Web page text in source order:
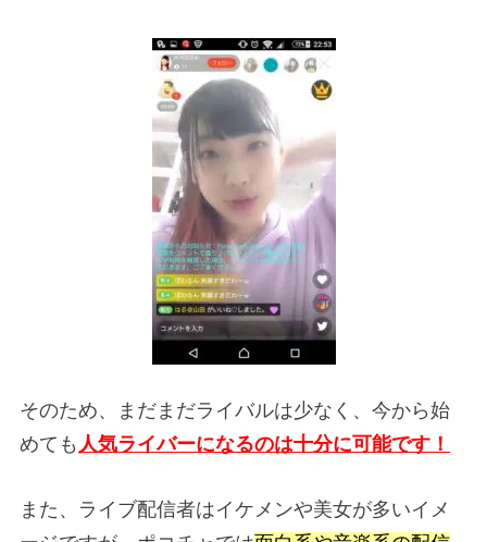
そのため、まだまだライバルは少なく、今から始
めても 人気ライバーになるのは十分に可能です！
また、ライブ配信者はイケメンや美女が多いイメ